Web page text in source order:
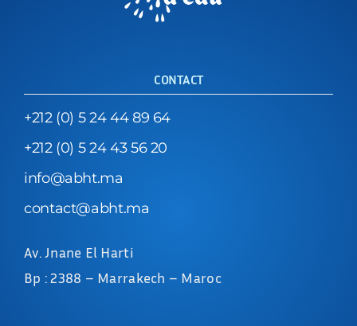
CONTACT
+212 (0) 5 24 44 89 64
+212 (0) 5 24 43 56 20
info@abht.ma
contact@abht.ma
Av. Jnane El Harti
Bp : 2388 – Marrakech – Maroc